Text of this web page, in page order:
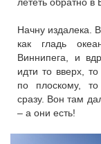
Начну издалека.
как гладь
Виннипега, и
идти то вверх,
по плоскому,
сразу. Вон там
– а они есть!